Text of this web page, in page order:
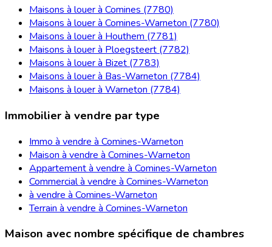
Maisons à louer à Comines (7780)
Maisons à louer à Comines-Warneton (7780)
Maisons à louer à Houthem (7781)
Maisons à louer à Ploegsteert (7782)
Maisons à louer à Bizet (7783)
Maisons à louer à Bas-Warneton (7784)
Maisons à louer à Warneton (7784)
Immobilier à vendre par type
Immo à vendre à Comines-Warneton
Maison à vendre à Comines-Warneton
Appartement à vendre à Comines-Warneton
Commercial à vendre à Comines-Warneton
à vendre à Comines-Warneton
Terrain à vendre à Comines-Warneton
Maison avec nombre spécifique de chambres